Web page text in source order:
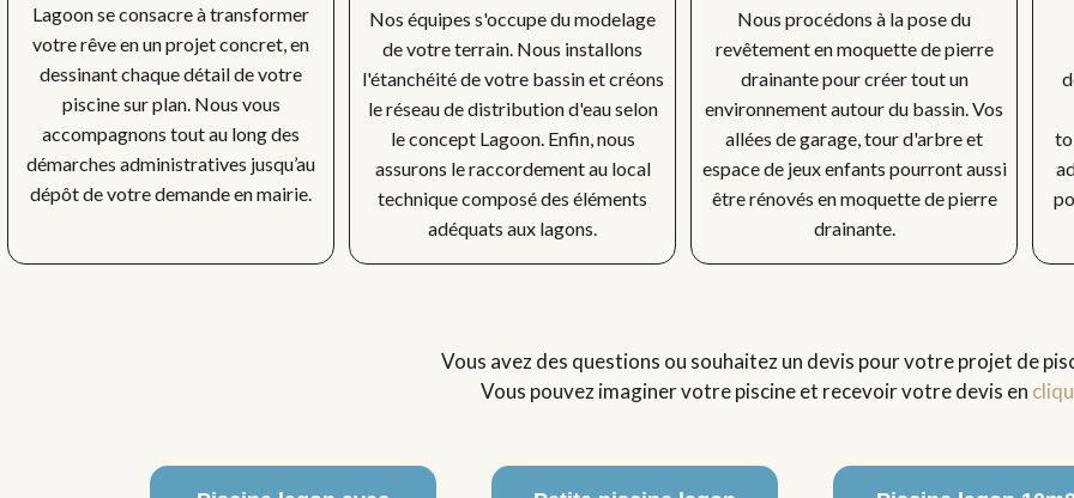
Lagoon se consacre à transformer
votre rêve en un projet concret, en
dessinant chaque détail de votre
piscine sur plan. Nous vous
accompagnons tout au long des
démarches administratives jusqu’au
dépôt de votre demande en mairie.
Nos équipes s'occupe du modelage
de votre terrain. Nous installons
l'étanchéité de votre bassin et créons
le réseau de distribution d'eau selon
le concept Lagoon. Enfin, nous
assurons le raccordement au local
technique composé des éléments
adéquats aux lagons.
Nous procédons à la pose du
revêtement en moquette de pierre
drainante pour créer tout un
environnement autour du bassin. Vos
allées de garage, tour d'arbre et
espace de jeux enfants pourront aussi
être rénovés en moquette de pierre
drainante.
Vous avez des questions ou souhaitez un devis pour votre projet de
Vous pouvez imaginer votre piscine et recevoir votre devis en